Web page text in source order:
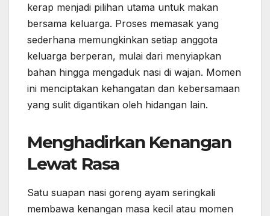
kerap menjadi pilihan utama untuk makan
bersama keluarga. Proses memasak yang
sederhana memungkinkan setiap anggota
keluarga berperan, mulai dari menyiapkan
bahan hingga mengaduk nasi di wajan. Momen
ini menciptakan kehangatan dan kebersamaan
yang sulit digantikan oleh hidangan lain.
Menghadirkan Kenangan
Lewat Rasa
Satu suapan nasi goreng ayam seringkali
membawa kenangan masa kecil atau momen